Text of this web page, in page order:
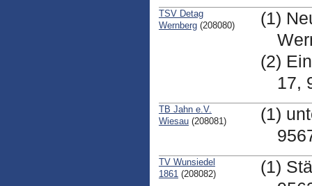
TSV Detag
Wernberg(208080)
(1)
(2)
17,
TB Jahn e.V.
Wiesau(208081)
(1)
TV Wunsiedel
1861 (208082)
(1)